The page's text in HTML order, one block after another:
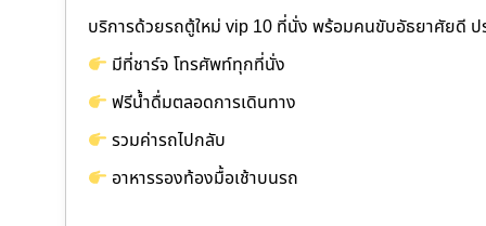
บริการด้วยรถตู้ใหม่ vip 10 ที่นั่ง พร้อมคนขับอัธยาศัยดี
มีที่ชาร์จ โทรศัพท์ทุกที่นั่ง
ฟรีน้ำดื่มตลอดการเดินทาง
รวมค่ารถไปกลับ
อาหารรองท้องมื้อเช้าบนรถ